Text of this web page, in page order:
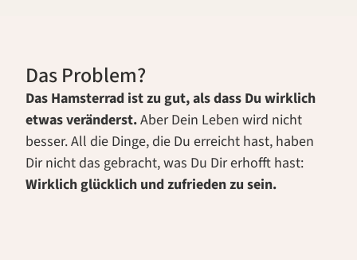
Das Problem?
Das Hamsterrad ist zu gut, als dass Du wirklich
etwas veränderst.Aber Dein Leben wird nicht
besser.All die Dinge, die Du erreicht hast, haben
Dir nicht das gebracht, was Du Dir erhofft hast:
Wirklich glücklich und zufrieden zu sein.